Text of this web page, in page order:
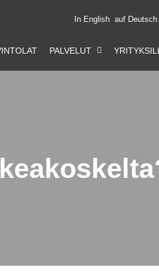
In English auf Deutsch
PALVELUT